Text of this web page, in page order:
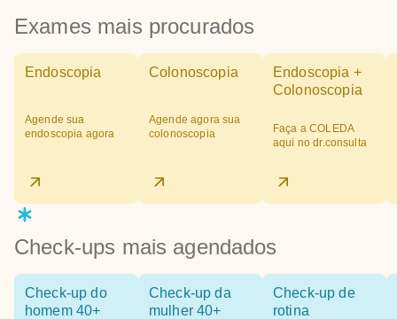
Exames mais procurados
Endoscopia
Agende sua
endoscopia agora
Colonoscopia
Agende agora sua
colonoscopia
Endoscopia +
Colonoscopia
Faça a COLEDA
aqui no dr.consulta
Check-ups mais agendados
Check-up do
homem 40+
Check-up da
mulher 40+
Check-up de
rotina